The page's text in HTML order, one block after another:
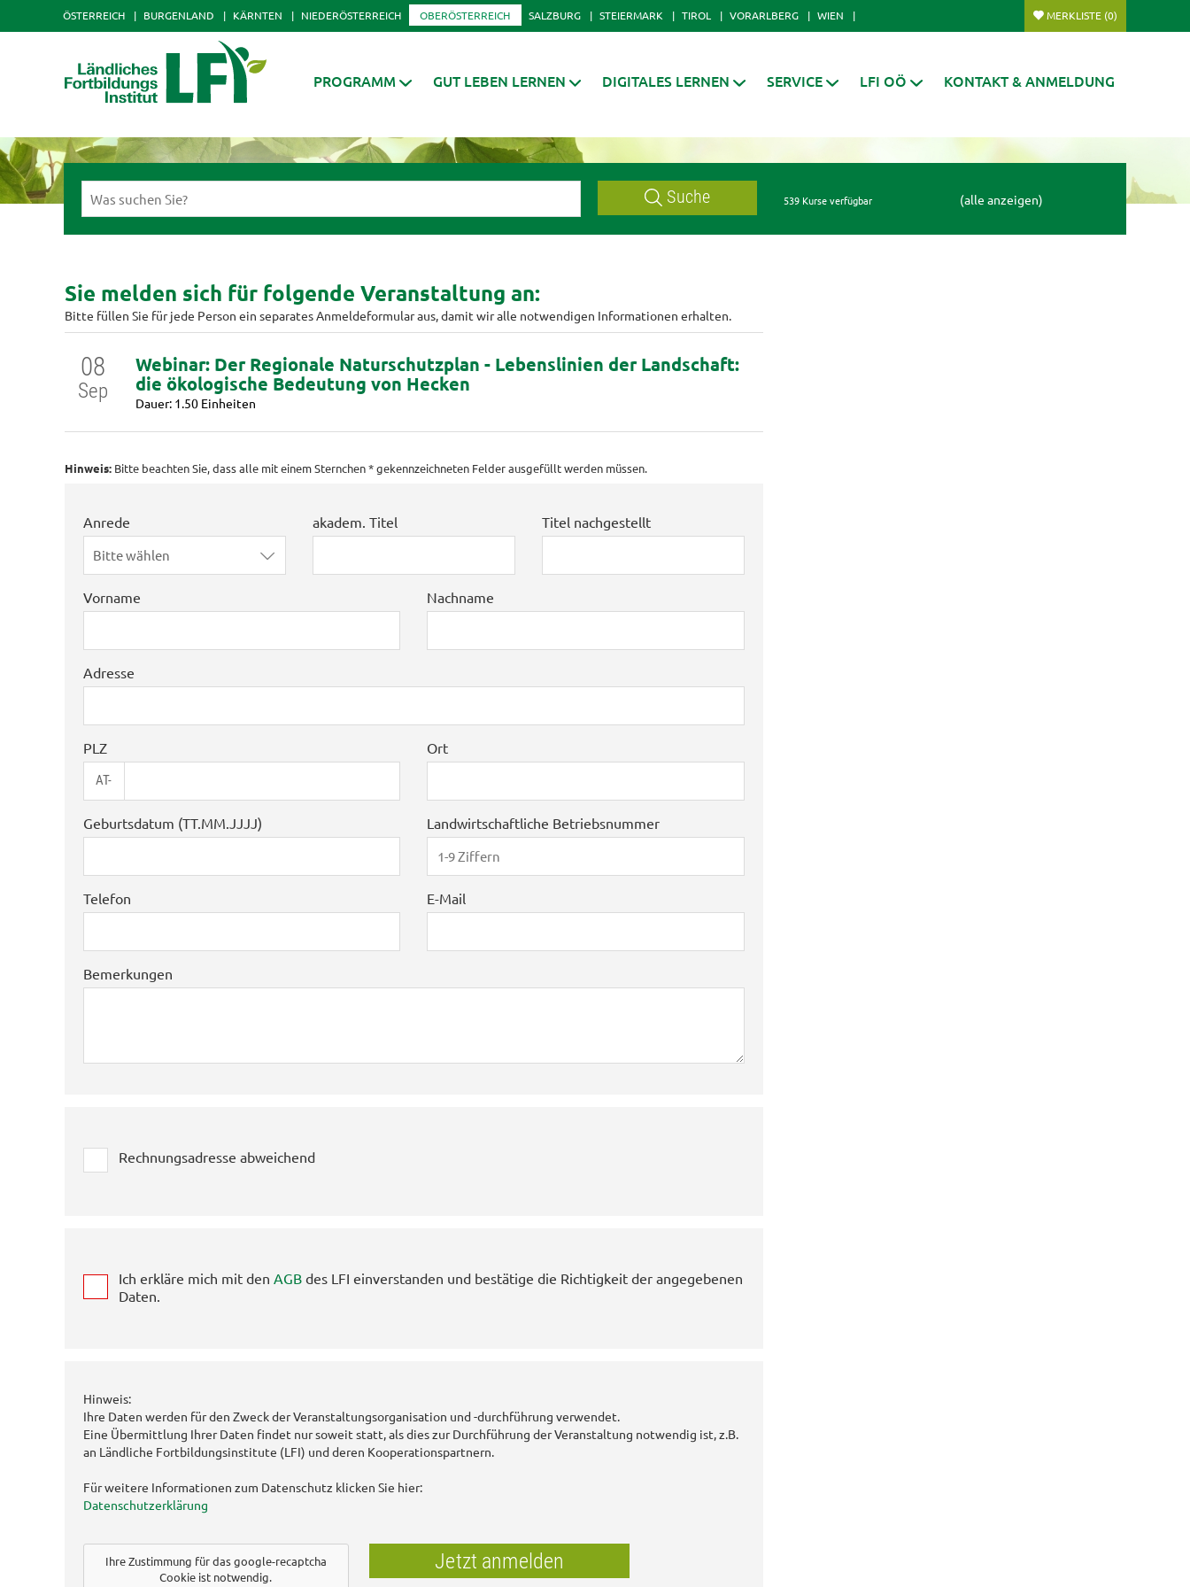
ÖSTERREICH BURGENLAND KÄRNTEN NIEDERÖSTERREICH OBERÖSTERREICH SALZBURG STEIERMARK TIROL VORARLBERG WIEN MERKLISTE (0)
PROGRAMM GUT LEBEN LERNEN DIGITALES LERNEN SERVICE LFI OÖ KONTAKT & ANMELDUNG
Suche 539 Kurse verfügbar (alle anzeigen)
Sie melden sich für folgende Veranstaltung an:
Bitte füllen Sie für jede Person ein separates Anmeldeformular aus, damit wir alle notwendigen Informationen erhalten.
08
Sep
Webinar: Der Regionale Naturschutzplan - Lebenslinien der Landschaft:
die ökologische Bedeutung von Hecken
Dauer: 1.50 Einheiten
Hinweis:Bitte beachten Sie, dass alle mit einem Sternchen * gekennzeichneten Felder ausgefüllt werden müssen.
Anrede
Bitte wählen
akadem. Titel Titel nachgestellt
Vorname Nachname
Adresse
PLZ
AT-
Ort
Geburtsdatum (TT.MM.JJJJ) Landwirtschaftliche Betriebsnummer
Telefon E-Mail
Bemerkungen
Rechnungsadresse abweichend
Ich erkläre mich mit den AGBdes LFI einverstanden und bestätige die Richtigkeit der angegebenen
Daten.
Hinweis:
Ihre Daten werden für den Zweck der Veranstaltungsorganisation und -durchführung verwendet.
Eine Übermittlung Ihrer Daten findet nur soweit statt, als dies zur Durchführung der Veranstaltung notwendig ist, z.B.
an Ländliche Fortbildungsinstitute (LFI) und deren Kooperationspartnern.
Für weitere Informationen zum Datenschutz klicken Sie hier:
Datenschutzerklärung
Ihre Zustimmung für das google-recaptcha
Cookie ist notwendig.
Jetzt anmelden